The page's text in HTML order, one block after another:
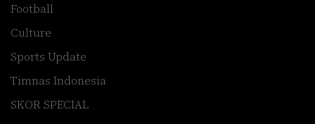
Football
Culture
Sports Update
Timnas Indonesia
SKOR SPECIAL